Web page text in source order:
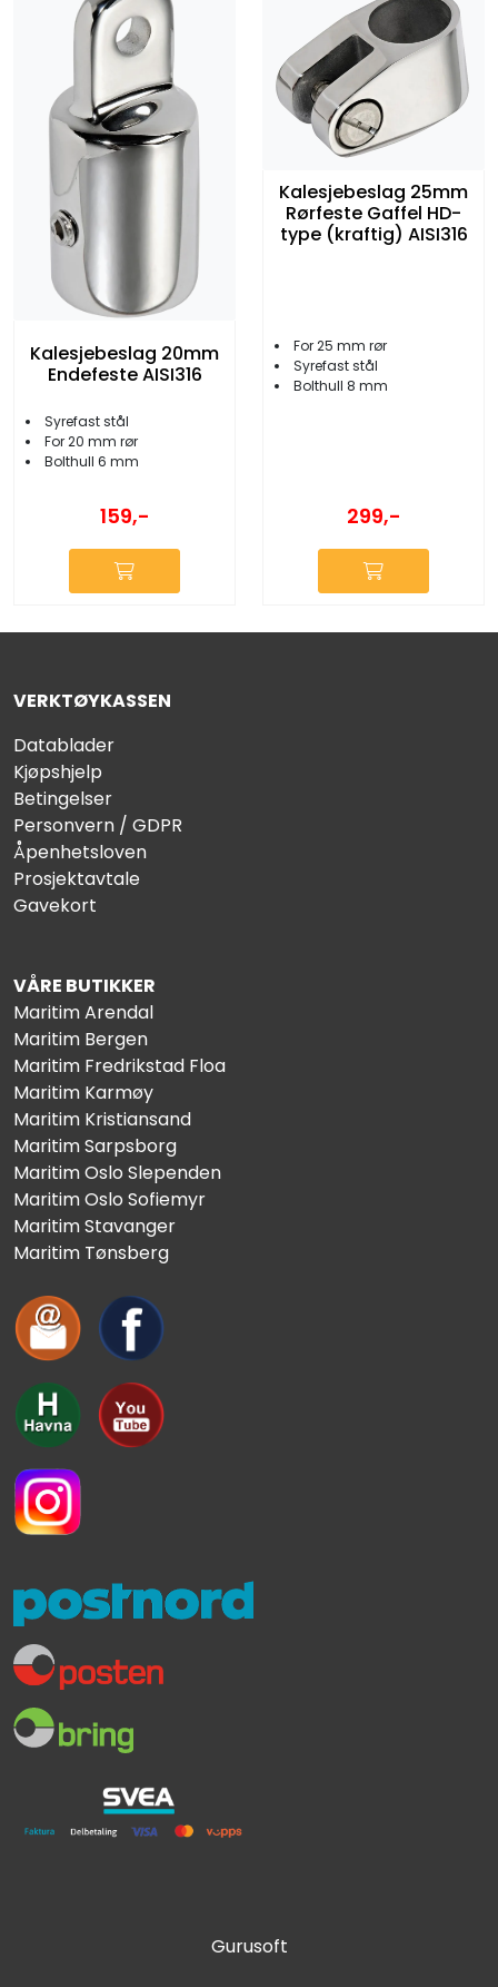
Kalesjebeslag 20mm
Endefeste AISI316
Syrefast stål
For 20 mm rør
Bolthull 6 mm
159,-
Kalesjebeslag 25mm
Rørfeste Gaffel HD-
type (kraftig) AISI316
For 25 mm rør
Syrefast stål
Bolthull 8 mm
299,-
VERKTØYKASSEN
Datablader
Kjøpshjelp
Betingelser
Personvern / GDPR
Åpenhetsloven
Prosjektavtale
Gavekort
VÅRE BUTIKKER
Maritim Arendal
Maritim Bergen
Maritim Fredrikstad Floa
Maritim Karmøy
Maritim Kristiansand
Maritim Sarpsborg
Maritim Oslo Slependen
Maritim Oslo Sofiemyr
Maritim Stavanger
Maritim Tønsberg
Gurusoft